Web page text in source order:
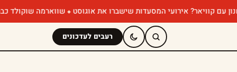
אירועי המסעדות שישברו את אוגוסט שווארמה שוקולד כבר ניסיתם?
רעבים לעדכונים